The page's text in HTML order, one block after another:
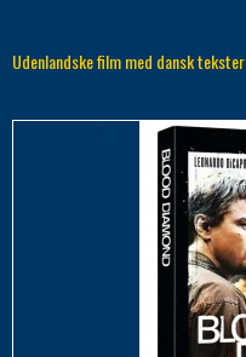
Udenlandske film med dansk tekster